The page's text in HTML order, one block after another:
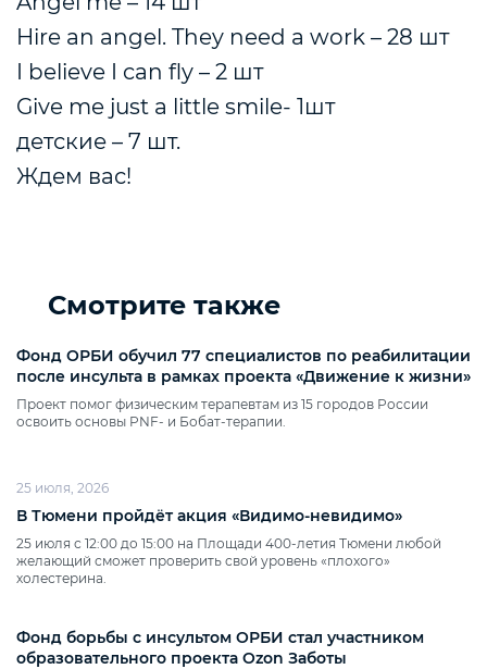
Hire an angel. They need a work – 28 шт
I believe I can fly – 2 шт
Give me just a little smile- 1шт
детские – 7 шт.
Ждем вас!
Смотрите также
Фонд ОРБИ обучил 77 специалистов по реабилитации
после инсульта в рамках проекта «Движение к жизни»
Проект помог физическим терапевтам из 15 городов России
освоить основы PNF‑ и Бобат‑терапии.
25 июля, 2026
В Тюмени пройдёт акция «Видимо‑невидимо»
25 июля с 12:00 до 15:00 на Площади 400‑летия Тюмени любой
желающий сможет проверить свой уровень «плохого»
холестерина.
Фонд борьбы с инсультом ОРБИ стал участником
образовательного проекта Ozon Заботы